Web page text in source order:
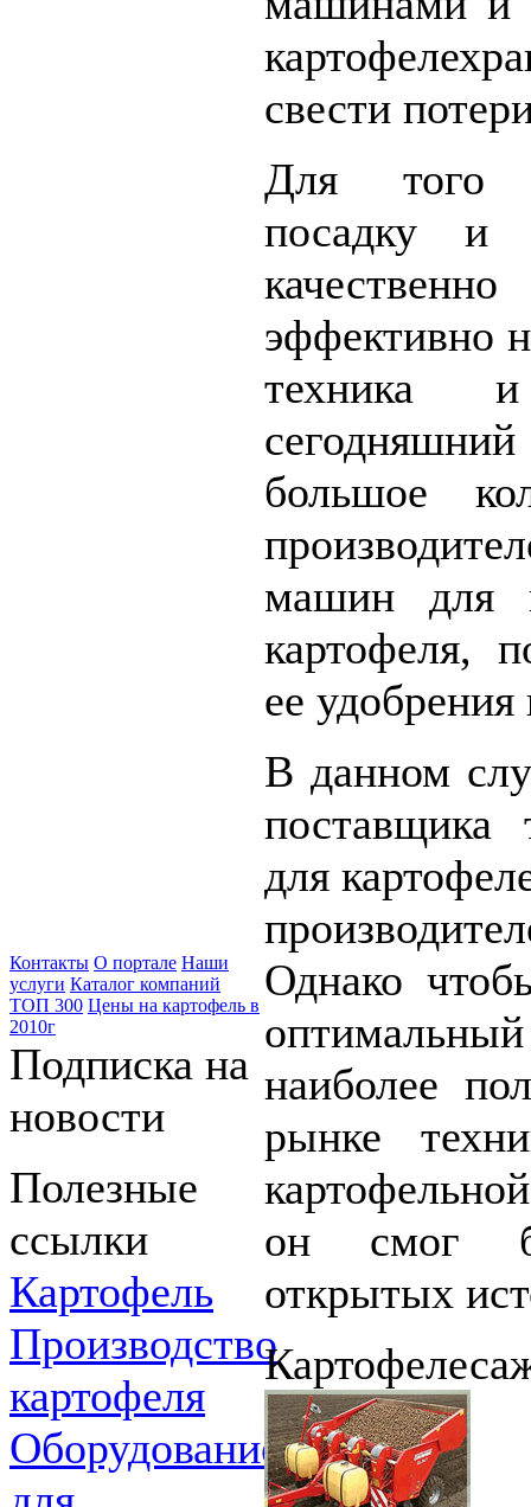
Контакты О портале Наши
услуги Каталог компаний
ТОП 300 Цены на картофель в
2010г
Подписка на
новости
Полезные
ссылки
Картофель
Производство
картофеля
Оборудование
свести
Для того
посадку и
эффективно
техника
большое
машин для
картофеля,
ее удобрения
В данном
поставщика
для
Однако
наиболее
рынке
он смог
открытых